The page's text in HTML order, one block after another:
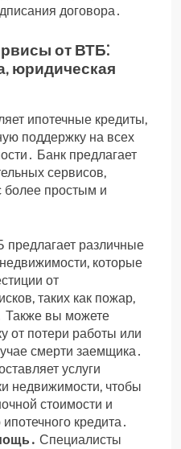
договора․
от ВТБ⁚
юридическая
ипотечные кредиты,
поддержку на всех
Банк предлагает
сервисов,
более простым и
предлагает различные
которые
от
таких как пожар,
Также вы можете
от потери работы или
смерти заемщика․
услуги
недвижимости, чтобы
стоимости и
кредита․
Специалисты